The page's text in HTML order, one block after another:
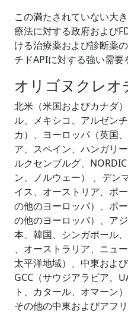
この満たされていない大
療法に対する政府および
ける治療薬および診断薬
チドAPIに対する強い需要
オリゴヌクレオ
北米（米国およびカナダ
ル、メキシコ、アルゼン
カ）、ヨーロッパ（英国
ア、スペイン、ハンガリ
ルクセンブルグ、
ン、ノルウェー） 、デン
イス、オーストリア、ポ
の他のヨーロッパ）、ポ
の他のヨーロッパ）、ア
本、韓国、シンガポール
、オーストラリア、ニュ
太平洋地域）、中東およ
GCC（サウジアラビア、
ト、カタール、オマーン
その他の中東およびアフ